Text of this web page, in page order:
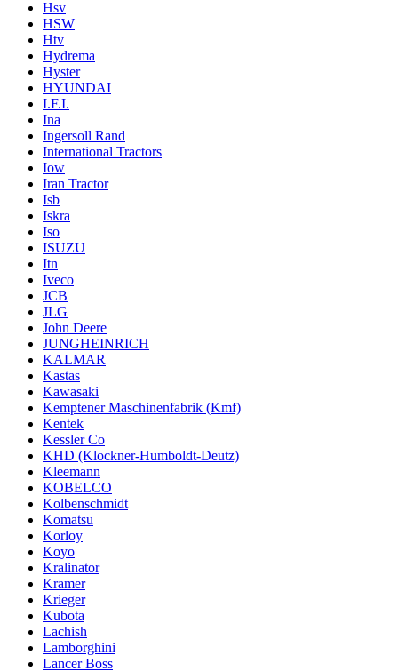
Hsv
HSW
Htv
Hydrema
Hyster
HYUNDAI
I.F.I.
Ina
Ingersoll Rand
International Tractors
Iow
Iran Tractor
Isb
Iskra
Iso
ISUZU
Itn
Iveco
JCB
JLG
John Deere
JUNGHEINRICH
KALMAR
Kastas
Kawasaki
Kemptener Maschinenfabrik (Kmf)
Kentek
Kessler Co
KHD (Klockner-Humboldt-Deutz)
Kleemann
KOBELCO
Kolbenschmidt
Komatsu
Korloy
Koyo
Kralinator
Kramer
Krieger
Kubota
Lachish
Lamborghini
Lancer Boss